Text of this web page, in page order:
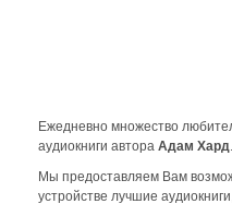
Ежедневно множество
аудиокниги автора Адам Хард.
Мы предоставляем Вам
устройстве лучшие